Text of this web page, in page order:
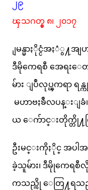
၂၉
ၾသဂတ္စ္ ၈၊ ၂၀၁၇
ျမန္မာႏိုင္ငံအႏံွ႔အ
ဒီမိုကေရစီ အေရး
မ်ား ျပဳလုပ္ၾကရာ ရ
မဟာဗႏၶဳလပန္းျ
ယ ေက်ာင္းတိုက္တို႔
ဦးမင္းကိုႏိုင္ အပါအ
ခဲ့သူမ်ား၊ ဒီမိုုကေရစီ
ကသည္ကို ေတြ႔ရသ